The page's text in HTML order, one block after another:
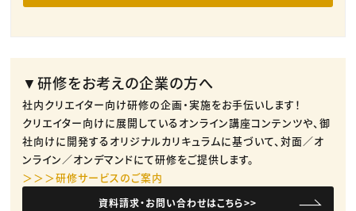
▼研修をお考えの企業の方へ
社内クリエイター向け研修の企画・実施をお手伝いします！
クリエイター向けに展開しているオンライン講座コンテンツや、御
社向けに開発するオリジナルカリキュラムに基づいて、対面／オ
ンライン／オンデマンドにて研修をご提供します。
＞＞＞研修サービスのご案内
資料請求・お問い合わせはこちら>>